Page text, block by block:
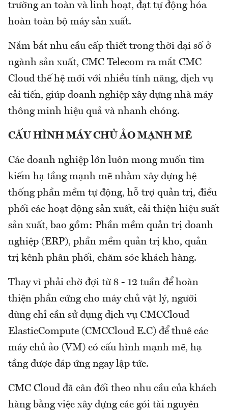
trường an toàn và linh hoạt, đạt tự động hóa
hoàn toàn bộ máy sản xuất.
Nắm bắt nhu cầu cấp thiết trong thời đại số ở
ngành sản xuất, CMC Telecom ra mắt CMC
Cloud thế hệ mới với nhiều tính năng, dịch vụ
cải tiến, giúp doanh nghiệp xây dựng nhà máy
thông minh hiệu quả và nhanh chóng.
CẤU HÌNH MÁY CHỦ ẢO MẠNH MẼ
Các doanh nghiệp lớn luôn mong muốn tìm
kiếm hạ tầng mạnh mẽ nhằm xây dựng hệ
thống phần mềm tự động, hỗ trợ quản trị, điều
phối các hoạt động sản xuất, cải thiện hiệu suất
sản xuất, bao gồm: Phần mềm quản trị doanh
nghiệp (ERP), phần mềm quản trị kho, quản
trị kênh phân phối, chăm sóc khách hàng.
Thay vì phải chờ đợi từ 8 - 12 tuần để hoàn
thiện phần cứng cho máy chủ vật lý, người
dùng chỉ cần sử dụng dịch vụ CMCCloud
ElasticCompute (CMCCloud E.C) để thuê các
máy chủ ảo (VM) có cấu hình mạnh mẽ, hạ
tầng được đáp ứng ngay lập tức.
CMC Cloud đã cân đối theo nhu cầu của khách
hàng bằng việc xây dựng các gói tài nguyên